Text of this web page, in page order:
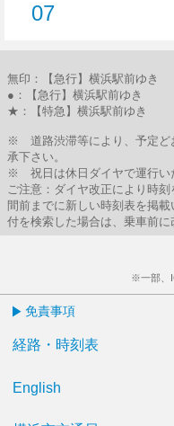
07
無印：【急行】横浜駅前ゆき
●：【急行】横浜駅前ゆき
★：【特急】横浜駅前ゆき
※ 道路渋滞等により、予定ど
承下さい。
※ 祝日は休日ダイヤで運行い
ご注意：ダイヤ改正により時
間前までに新しい時刻表を掲
付を検索した場合は、乗車前に
※一部、
免責事項
経路・時刻表
English